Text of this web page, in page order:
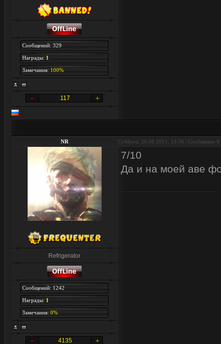
Сообщений: 329
Награды: 1
Замечания: 100%
117
NR Суббота, 20.08.2011, 13:36 | Сообщение #
Refrigerator
Сообщений: 1242
Награды: 1
Замечания: 0%
4135
7/10
Да и на моей аве